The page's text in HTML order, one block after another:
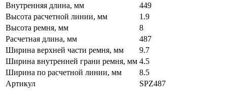
Внутренняя длина, мм
449
Высота расчетной линии, мм
1.9
Высота ремня, мм
8
Расчетная длина, мм
487
Ширина верхней части ремня, мм
9.7
Ширина внутренней грани ремня, мм 4.5
Ширина по расчетной линии, мм
8.5
Артикул
SPZ487